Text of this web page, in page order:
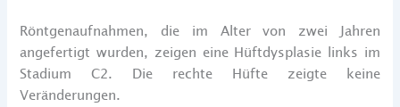
Röntgenaufnahmen, die im Alter von zwei Jahren
angefertigt wurden, zeigen eine Hüftdysplasie links im
Stadium C2. Die rechte Hüfte zeigte keine
Veränderungen.